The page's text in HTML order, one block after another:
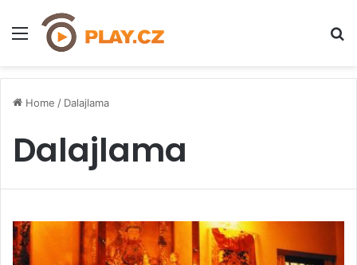
Menu
Home / Dalajlama
Dalajlama